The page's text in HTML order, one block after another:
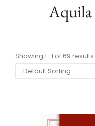
Aquila
Showing 1–1 of 69 results